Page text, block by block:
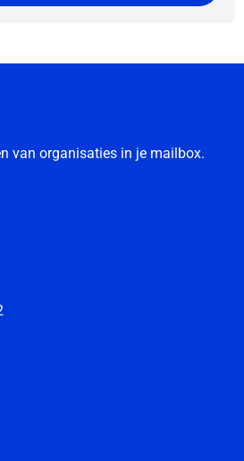
van organisaties in je mailbox.